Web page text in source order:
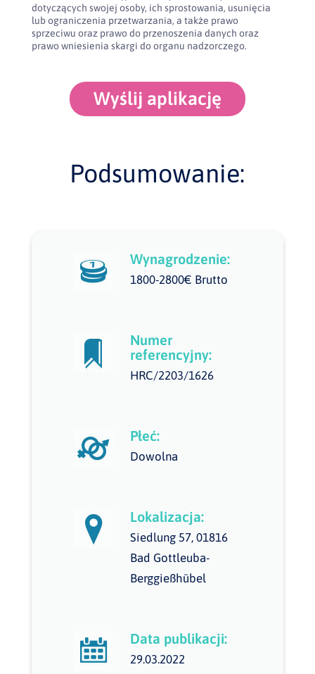
dotyczących swojej osoby, ich sprostowania, usunięcia
lub ograniczenia przetwarzania, a także prawo
sprzeciwu oraz prawo do przenoszenia danych oraz
prawo wniesienia skargi do organu nadzorczego.
Wyślij aplikację
Podsumowanie:
Wynagrodzenie:
1800-2800€ Brutto
Numer
referencyjny:
HRC/2203/1626
Płeć:
Dowolna
Lokalizacja:
Siedlung 57, 01816
Bad Gottleuba-
Berggießhübel
Data publikacji:
29.03.2022